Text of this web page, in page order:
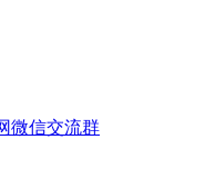
微信交流群